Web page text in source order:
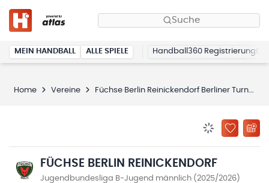
Suche
MEIN HANDBALL ALLE SPIELE Handball360 Registrierung
Home Vereine Füchse Berlin Reinickendorf Berliner Turn- und Sportverein von 1891 e.V.
ZU
FÜCHSE BERLIN REINICKENDORF
Jugendbundesliga B-Jugend männlich (2025/2026)